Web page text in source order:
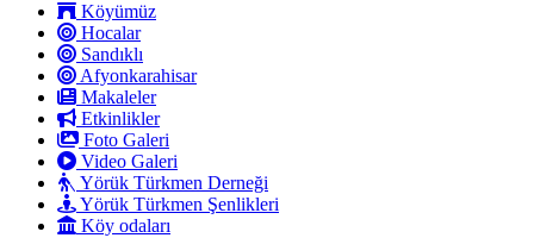
Köyümüz
Hocalar
Sandıklı
Afyonkarahisar
Makaleler
Etkinlikler
Foto Galeri
Video Galeri
Yörük Türkmen Derneği
Yörük Türkmen Şenlikleri
Köy odaları